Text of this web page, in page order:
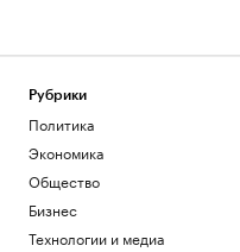
Рубрики
Политика
Экономика
Общество
Бизнес
Технологии и медиа